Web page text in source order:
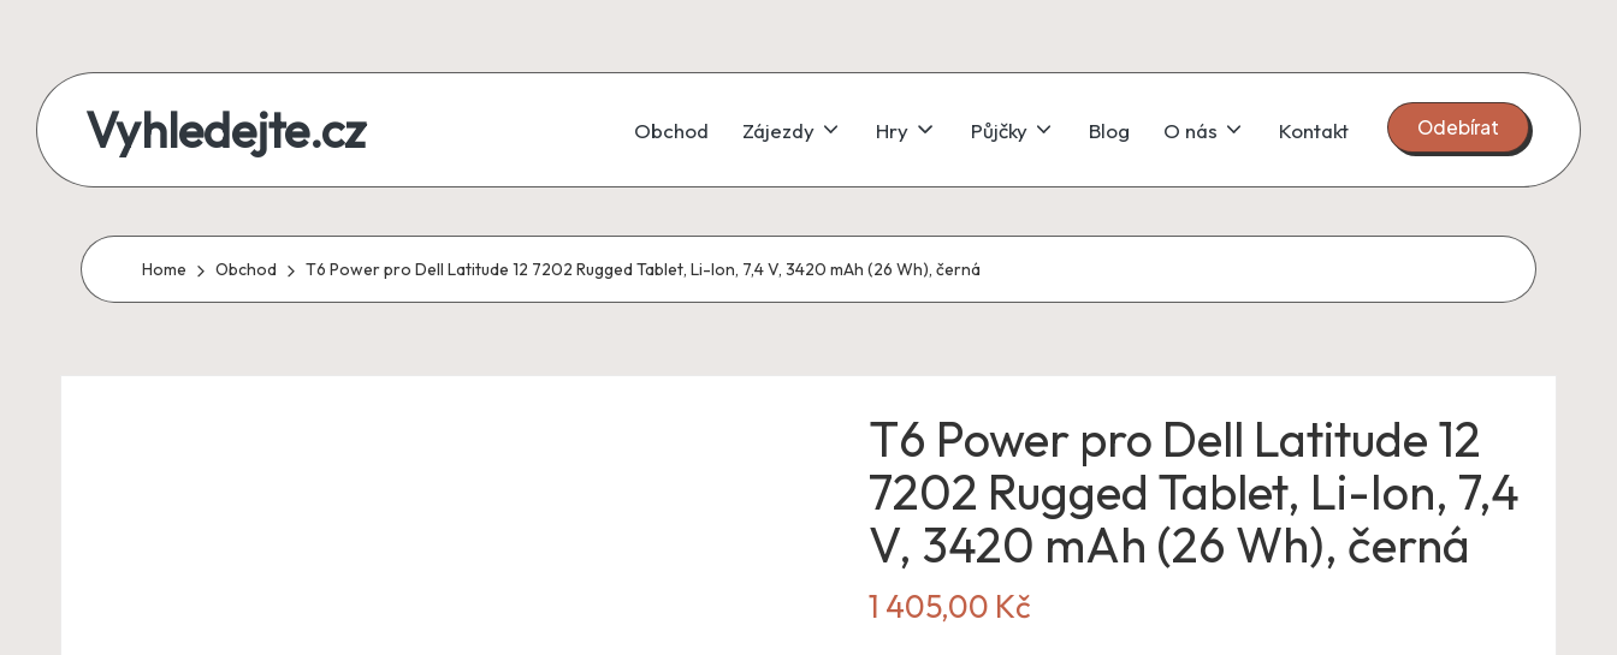
content
Vyhledejte.cz
produkty
i
Obchod Zájezdy Hry Půjčky Blog O nás Kontakt Odebírat
Home Obchod T6 Power pro Dell Latitude 12 7202 Rugged Tablet, Li-Ion, 7,4 V, 3420 mAh (26 Wh), černá
T6 Power pro Dell Latitude 12
7202 Rugged Tablet, Li-Ion, 7,4
V, 3420 mAh (26 Wh), černá
1 405,00 Kč